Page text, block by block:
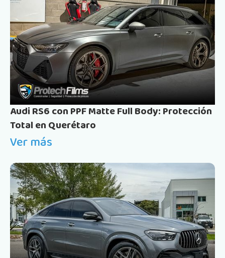
Audi RS6 con PPF Matte Full Body: Protección
Total en Querétaro
Ver más